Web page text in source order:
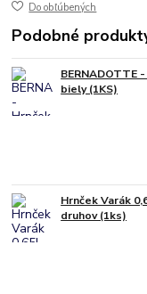
Do obľúbených
Podobné
BERNADOTTE
biely (1KS)
Hrnček Varák
druhov (1ks)